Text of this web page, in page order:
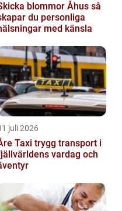
blommor Åhus så
du personliga
med känsla
juli 2026
Taxi trygg transport i
vardag och